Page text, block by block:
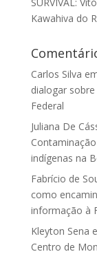
Kawahiva do
Carlos Silva
dialogar
Federal
Juliana De
indígenas na
Fabrício de
como
informação à
Kleyton Sena
Centro de